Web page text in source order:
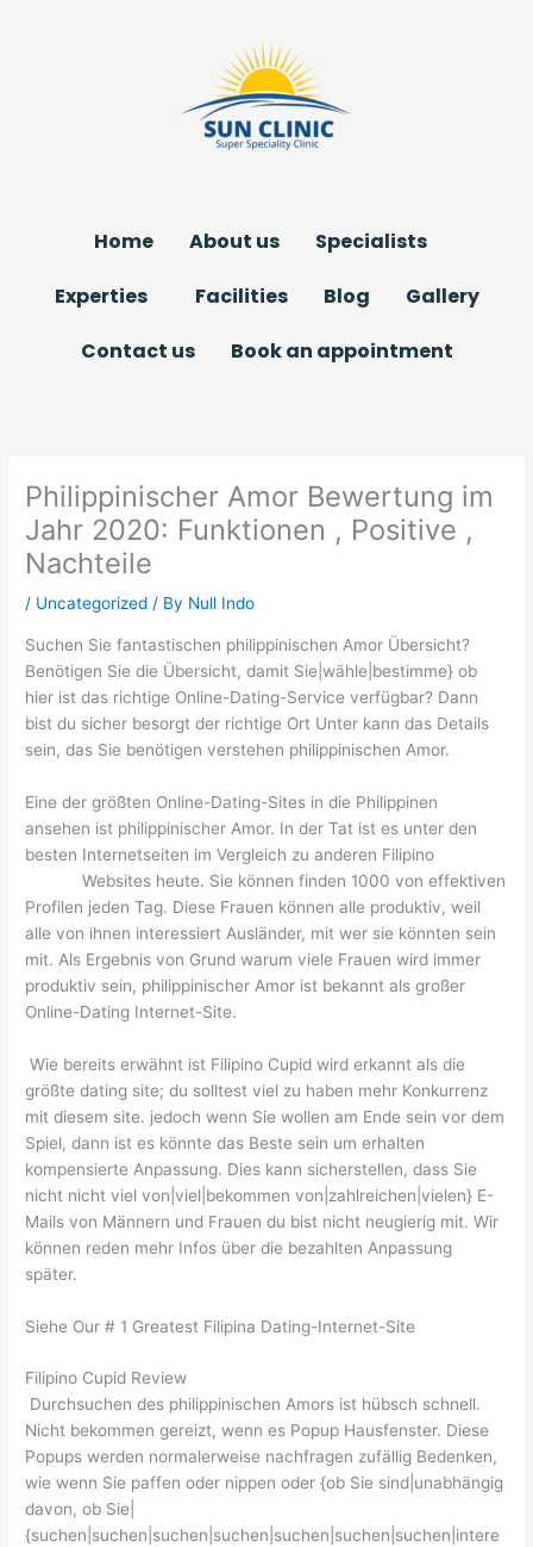
Home About us
Specialists
Experties
Facilities Blog
Gallery
Contact us
Book an appointment
Philippinischer Amor Bewertung im
Jahr 2020: Funktionen , Positive ,
Nachteile
/ Uncategorized / By Null Indo
Suchen Sie fantastischen philippinischen Amor Übersicht?
Benötigen Sie die Übersicht, damit Sie|wähle|bestimme} ob
hier ist das richtige Online-Dating-Service verfügbar? Dann
bist du sicher besorgt der richtige Ort Unter kann das Details
sein, das Sie benötigen verstehen philippinischen Amor.
Eine der größten Online-Dating-Sites in die Philippinen
ansehen ist philippinischer Amor. In der Tat ist es unter den
besten Internetseiten im Vergleich zu anderen Filipino
Websites heute. Sie können finden 1000 von effektiven
Profilen jeden Tag. Diese Frauen können alle produktiv, weil
alle von ihnen interessiert Ausländer, mit wer sie könnten sein
mit. Als Ergebnis von Grund warum viele Frauen wird immer
produktiv sein, philippinischer Amor ist bekannt als großer
Online-Dating Internet-Site.
Wie bereits erwähnt ist Filipino Cupid wird erkannt als die
größte dating site; du solltest viel zu haben mehr Konkurrenz
mit diesem site. jedoch wenn Sie wollen am Ende sein vor dem
Spiel, dann ist es könnte das Beste sein um erhalten
kompensierte Anpassung. Dies kann sicherstellen, dass Sie
nicht nicht viel von|viel|bekommen von|zahlreichen|vielen} E-
Mails von Männern und Frauen du bist nicht neugierig mit. Wir
können reden mehr Infos über die bezahlten Anpassung
später.
Siehe Our # 1 Greatest Filipina Dating-Internet-Site
Filipino Cupid Review
Durchsuchen des philippinischen Amors ist hübsch schnell.
Nicht bekommen gereizt, wenn es Popup Hausfenster. Diese
Popups werden normalerweise nachfragen zufällig Bedenken,
wie wenn Sie paffen oder nippen oder {ob Sie sind|unabhängig
davon, ob Sie|
{suchen|suchen|suchen|suchen|suchen|suchen|suchen|intere